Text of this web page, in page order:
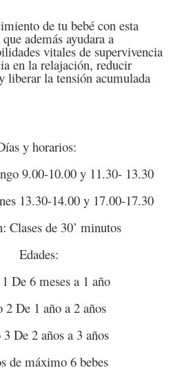
de tu bebé con esta
además ayudara a
vitales de supervivencia
en la relajación, reducir
liberar la tensión acumulada
y horarios:
9.00-10.00 y 11.30- 13.30
13.30-14.00 y 17.00-17.30
Clases de 30’ minutos
Edades:
De 6 meses a 1 año
2 De 1 año a 2 años
De 2 años a 3 años
de máximo 6 bebes